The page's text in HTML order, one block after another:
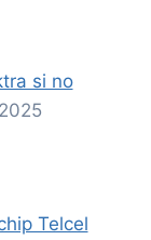
si no
Telcel